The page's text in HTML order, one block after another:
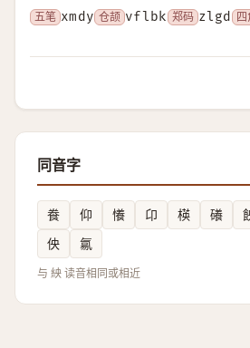
五笔 xmdy 仓颉 vflbk 郑码 zlgd
同音字
飬 仰 懩 卬 楧 礢
佒
氱
与 紻 读音相同或相近